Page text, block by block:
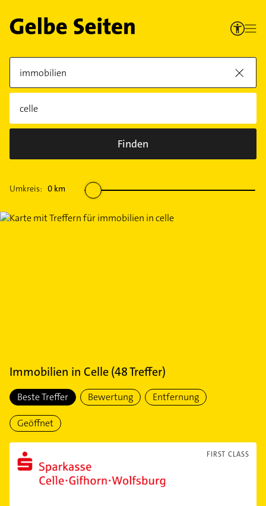
Finden
Umkreis: 0 km
Immobilien in Celle(48Treffer)
Beste Treffer Bewertung Entfernung
Geöffnet
FIRST CLASS